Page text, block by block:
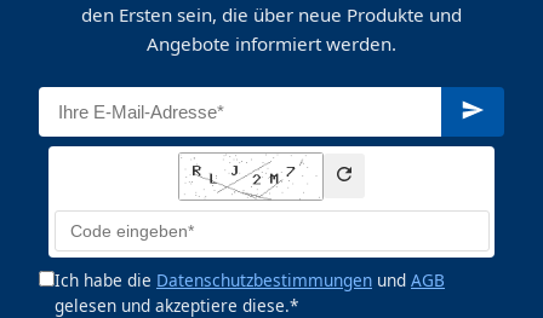
den Ersten sein, die über neue Produkte und
Angebote informiert werden.
Ich habe die Datenschutzbestimmungen und AGB
gelesen und akzeptiere diese.*